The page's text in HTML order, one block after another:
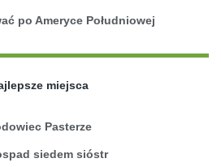
po Ameryce Południowej
miejsca
Pasterze
siedem sióstr